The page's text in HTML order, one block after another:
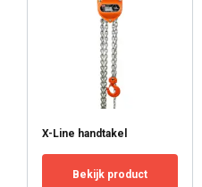
X-Line handtakel
Bekijk product